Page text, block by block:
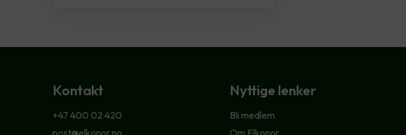
Kontakt
+47 400 02 420
Nyttige lenker
Bli medlem